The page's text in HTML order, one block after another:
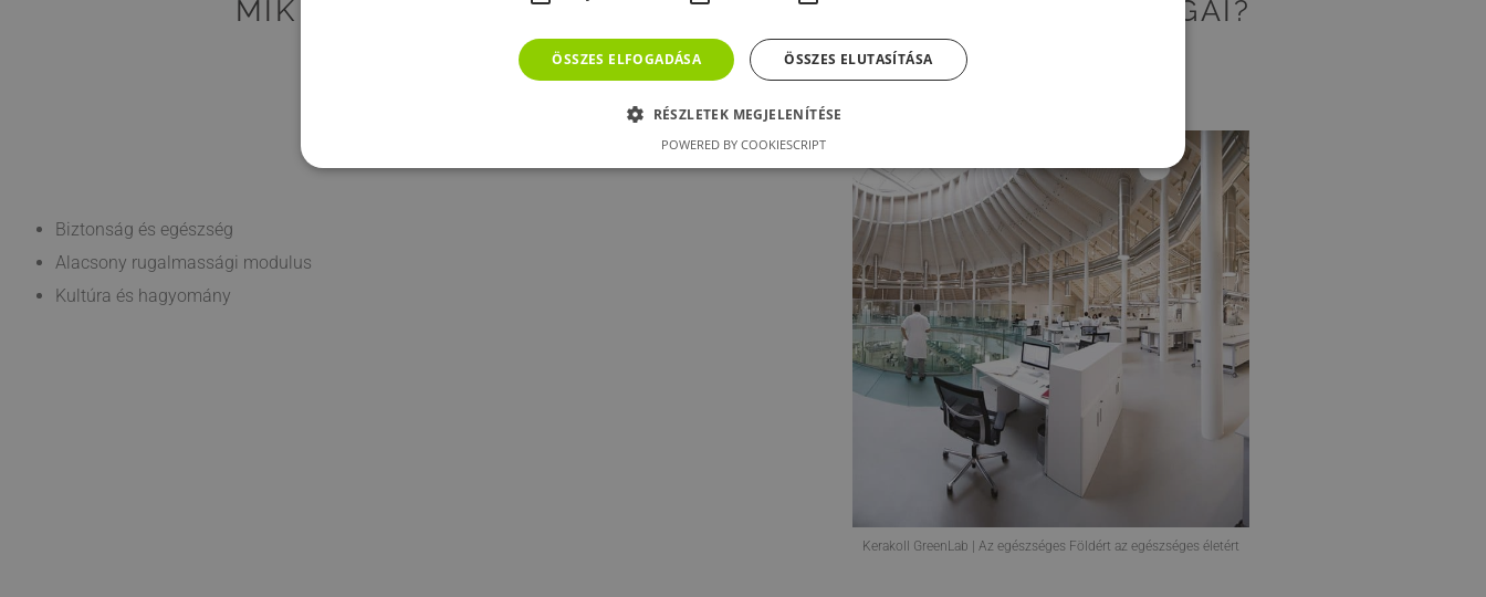
MIK A GEOCALCE F ANTISISMICO ELŐNYÖS TULAJDONSÁGAI?
Biztonság és egészség
Alacsony rugalmassági modulus
Kultúra és hagyomány
Kerakoll GreenLab | Az egészséges Földért az egészséges életért
ÖSSZES ELFOGADÁSA ÖSSZES ELUTASÍTÁSA
RÉSZLETEK MEGJELENÍTÉSE
POWERED BY COOKIESCRIPT